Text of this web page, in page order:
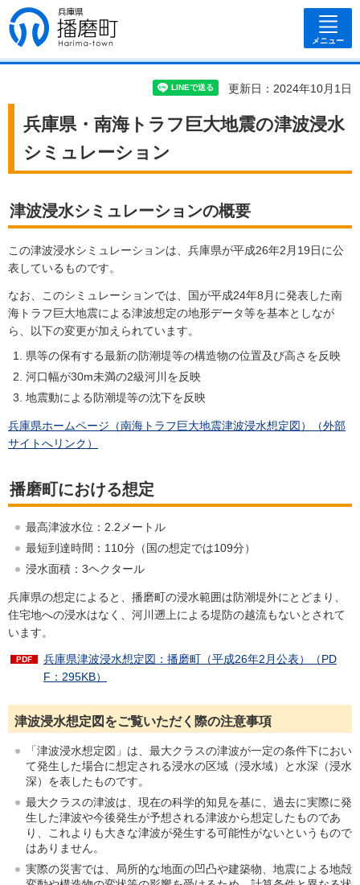
兵庫県 播磨
町
メニュー
更新日：2024年10月1日
兵庫県・南海トラフ巨大地震の津波浸水
シミュレーション
津波浸水シミュレーションの概要
この津波浸水シミュレーションは、兵庫県が平成26年2月19日に公
表しているものです。
なお、このシミュレーションでは、国が平成24年8月に発表した南
海トラフ巨大地震による津波想定の地形データ等を基本としなが
ら、以下の変更が加えられています。
県等の保有する最新の防潮堤等の構造物の位置及び高さを反映
河口幅が30m未満の2級河川を反映
地震動による防潮堤等の沈下を反映
兵庫県ホームページ（南海トラフ巨大地震津波浸水想定図）（外部
サイトへリンク）
播磨町における想定
最高津波水位：2.2メートル
最短到達時間：110分（国の想定では109分）
浸水面積：3ヘクタール
兵庫県の想定によると、播磨町の浸水範囲は防潮堤外にとどまり、
住宅地への浸水はなく、河川遡上による堤防の越流もないとされて
います。
兵庫県津波浸水想定図：播磨町（平成26年2月公表）（PD
F：295KB）
津波浸水想定図をご覧いただく際の注意事項
「津波浸水想定図」は、最大クラスの津波が一定の条件下におい
て発生した場合に想定される浸水の区域（浸水域）と水深（浸水
深）を表したものです。
最大クラスの津波は、現在の科学的知見を基に、過去に実際に発
生した津波や今後発生が予想される津波から想定したものであ
り、これよりも大きな津波が発生する可能性がないというもので
はありません。
実際の災害では、局所的な地面の凹凸や建築物、地震による地殻